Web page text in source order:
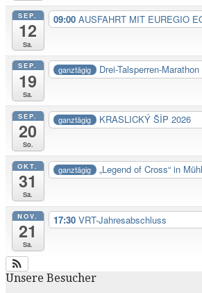
SEP.
12
Sa.
09:00 AUSFAHRT MIT EUREGIO
SEP.
19
Sa.
ganztägig Drei-Talsperren-Marathon
SEP.
20
So.
ganztägig KRASLICKÝ ŠİP 2026
OKT.
31
Sa.
ganztägig „Legend of Cross“ in
NOV.
21
Sa.
17:30 VRT-Jahresabschluss
Unsere Besucher